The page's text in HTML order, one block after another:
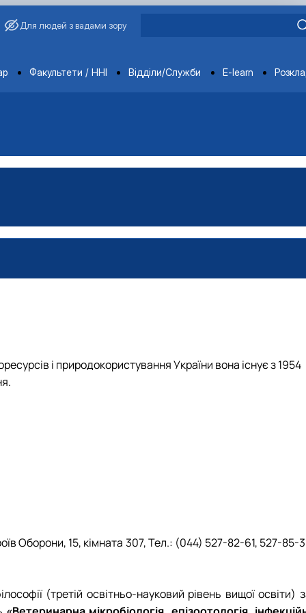
Для людей з вадами зору
Факультети / ННІ Відділи/Служби E-learn
і природокористування України вона існує з 1954
Оборони, 15, кімната 307, Тел.: (044) 527-82-61, 527-85-
(третій освітньо-науковий рівень вищої освіти)